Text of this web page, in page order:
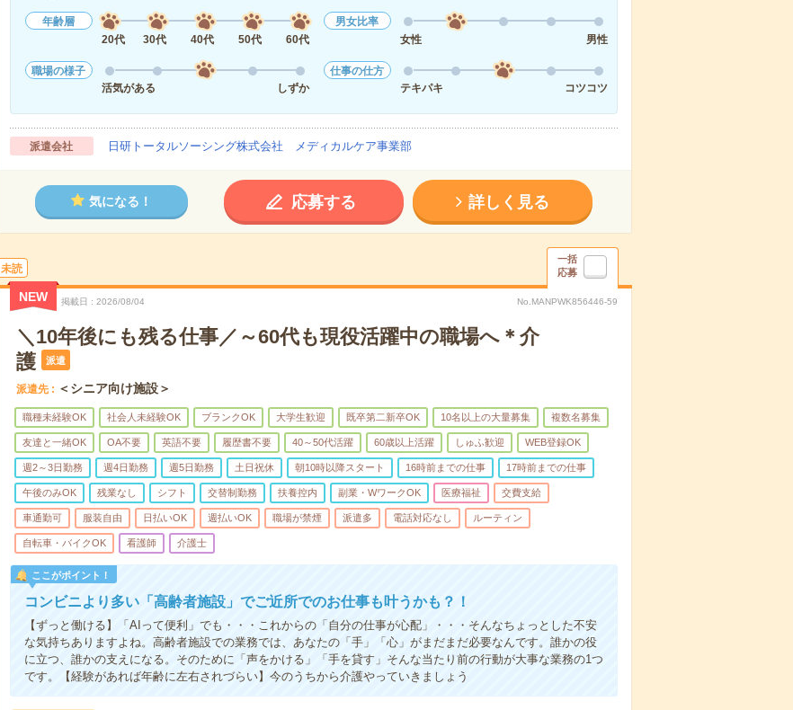
年齢層
20代
30代 40代 50代 60代
男女比率
女性
男性
職場の様子
活気がある
しずか
仕事の仕方
テキパキ
コツコツ
派遣会社 日研トータルソーシング株式会社 メディカルケア事業部
気になる！ 応募する 詳しく見る
未読
一括
応募
NEW 掲載日 2026/08/04 No.MANPWK856446-59
＼10年後にも残る仕事／～60代も現役活躍中の職場へ＊介
護
派遣
派遣先 ＜シニア向け施設＞
職種未経験OK 社会人未経験OK ブランクOK 大学生歓迎 既卒第二新卒OK 10名以上の大量募集 複数名募集
友達と一緒OK OA不要 英語不要 履歴書不要 40～50代活躍 60歳以上活躍 しゅふ歓迎 WEB登録OK
週2～3日勤務 週4日勤務 週5日勤務 土日祝休 朝10時以降スタート 16時前までの仕事 17時前までの仕事
午後のみOK 残業なし シフト 交替制勤務 扶養控内 副業・WワークOK 医療福祉 交費支給
車通勤可 服装自由 日払いOK 週払いOK 職場が禁煙 派遣多 電話対応なし ルーティン
自転車・バイクOK 看護師 介護士
ここがポイント！
コンビニより多い「高齢者施設」でご近所でのお仕事も叶うかも？！
【ずっと働ける】「AIって便利」でも・・・これからの「自分の仕事が心配」・・・そんなちょっとした不安
な気持ちありますよね。高齢者施設での業務では、あなたの「手」「心」がまだまだ必要なんです。誰かの役
に立つ、誰かの支えになる。そのために「声をかける」「手を貸す」そんな当たり前の行動が大事な業務の1つ
です。【経験があれば年齢に左右されづらい】今のうちから介護やっていきましょう